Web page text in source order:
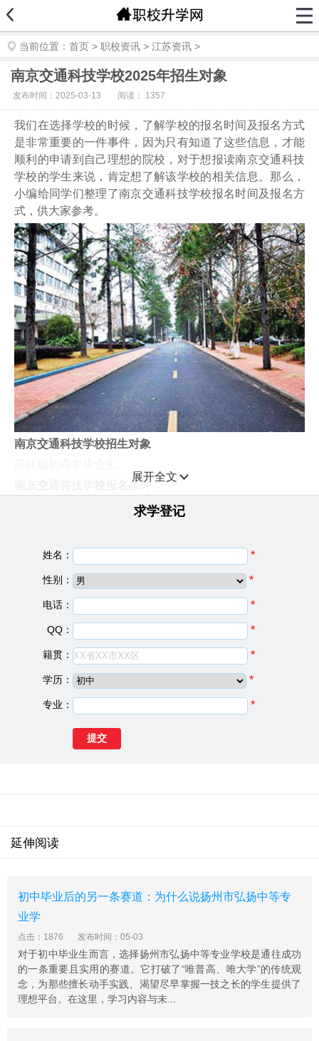
当前位置： 首页 > 职校资讯 > 江苏资讯 >
南京交通科技学校2025年招生对象
发布时间：2025-03-13 阅读： 1357
我们在选择学校的时候，了解学校的报名时间及报名方式
是非常重要的一件事件，因为只有知道了这些信息，才能
顺利的申请到自己理想的院校，对于想报读南京交通科技
学校的学生来说，肯定想了解该学校的相关信息。那么，
小编给同学们整理了南京交通科技学校报名时间及报名方
式，供大家参考。
南京交通科技学校招生对象
南京交通科技学校报名条件
1.应往届初、高中毕业生和社会青年，不受年龄限制。
3.身体健康，无传染病，无重大病史，无精神病史。
南京交通科技学校报名方式
1、在原初中校填报志愿,参加全市文化课考试，统一录
2、考生报名时须持户口本原件、复印件，高中起点一年
制考生报名时还须持高中毕业证原件、复印件。
3、本人一寸红底免冠照片8张。
南京交通科技学校注意事项
1、集训内容：集训内容包括军训、中职学生成长设计、
查与体能测试、中职学生行为规范、运动会、校团委学生
机操控技术、金融定向班、软件技术、航空服务、幼儿教
育、汽修、建筑。
和太平天国历史博物馆。瞻园始建于明朝初年，距今已有
六百多年历史。瞻园原系明开国元勋中山王徐达府邸之西
圃，经徐氏七世、八世、九世三代人修缮与扩建，至万历
年间已初具规模。清顺治二年(1645)该园成为江南行省左
布政使署。乾隆帝巡视江南，曾驻跸此园，并御题“瞻
园”匾额。太平天国时，瞻园先后为东王杨秀清府、夏官副
丞相赖汉英衙署和幼西王萧有和府。
展开全文
求学登记
姓名： *
性别： *
电话： *
QQ： *
籍贯： *
学历： *
专业： *
延伸阅读
初中毕业后的另一条赛道：为什么说扬州市弘扬中等专
业学
点击：1876 发布时间：05-03
对于初中毕业生而言，选择扬州市弘扬中等专业学校是通往成功
的一条重要且实用的赛道。它打破了“唯普高、唯大学”的传统观
念，为那些擅长动手实践、渴望尽早掌握一技之长的学生提供了
理想平台。在这里，学习内容与未...